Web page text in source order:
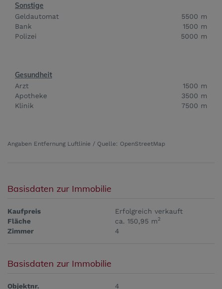
Sonstige
Geldautomat
5500 m
Bank
1500 m
Polizei
5000 m
Gesundheit
Arzt
1500 m
Apotheke
3500 m
Klinik
7500 m
Angaben Entfernung Luftlinie / Quelle: OpenStreetMap
Basisdaten zur Immobilie
Kaufpreis
Erfolgreich verkauft
Fläche
ca. 150,95 m2
Zimmer 4
Basisdaten zur Immobilie
Objektnr.
4